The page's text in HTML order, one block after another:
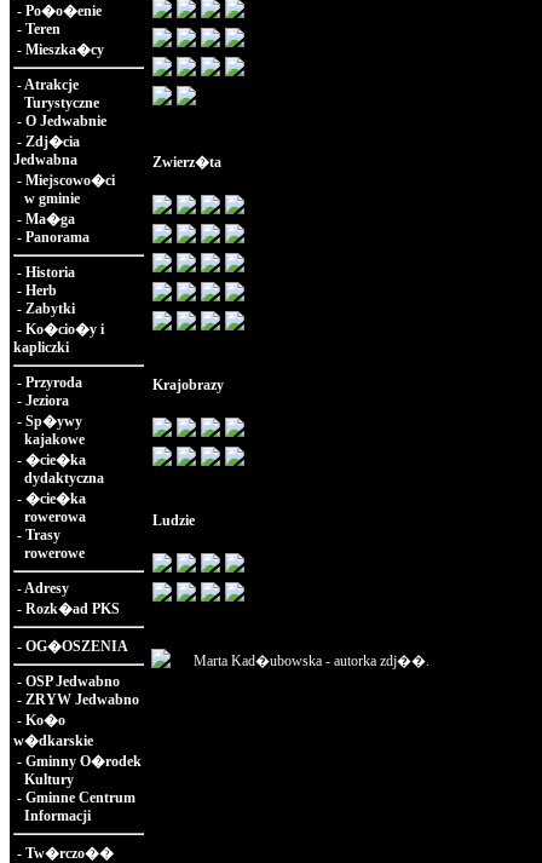
- Po�o�enie
- Teren
- Mieszka�cy
-Atrakcje
Turystyczne
- O Jedwabnie
- Zdj�cia
Jedwabna
- Miejscowo�ci
w gminie
- Ma�ga
- Panorama
- Historia
- Herb
- Zabytki
- Ko�cio�y i
kapliczki
- Przyroda
- Jeziora
- Sp�ywy
kajakowe
- �cie�ka
dydaktyczna
- �cie�ka
rowerowa
- Trasy
rowerowe
-Adresy
- Rozk�ad PKS
- OG�OSZENIA
- OSP Jedwabno
- ZRYW Jedwabno
- Ko�o
w�dkarskie
- Gminny O�rodek
Kultury
- Gminne Centrum
Informacji
- Tw�rczo��
Zwierz�ta
Krajobrazy
Ludzie
Marta Kad�ubowska - autorka zdj��.